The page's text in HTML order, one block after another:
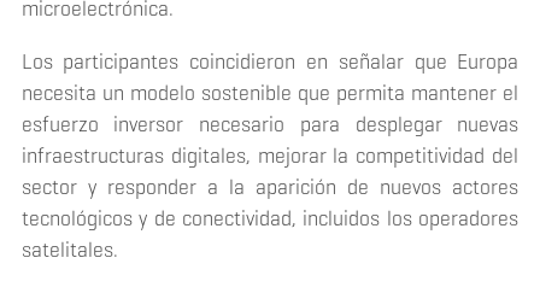
microelectrónica.
Los participantes coincidieron en señalar que Europa
necesita un modelo sostenible que permita mantener el
esfuerzo inversor necesario para desplegar nuevas
infraestructuras digitales, mejorar la competitividad del
sector y responder a la aparición de nuevos actores
tecnológicos y de conectividad, incluidos los operadores
satelitales.